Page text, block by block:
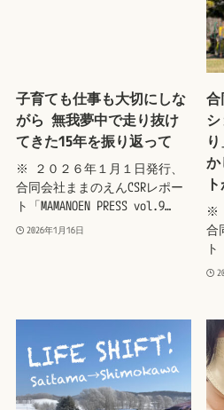
子育ても仕事も大切にしな
がら 無我夢中で走り抜け
てきた15年を振り返って
※ ２０２６年１月１日発行、
合同会社ままのえんCSRレポー
ト「MAMANOEN PRESS vol.9…
2026年1月16日
合
シ
か
※
合
ト